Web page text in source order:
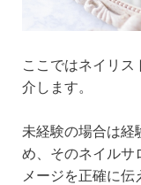
ここではネイリス
介します。
未経験の場合は経
め、そのネイルサ
メージを正確に伝